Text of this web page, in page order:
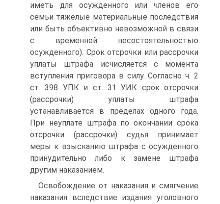
иметь для осужденного или членов его
семьи тяжелые материальные последствия
или быть объективно невозможной в связи
с временной несостоятельностью
осужденного). Срок отсрочки или рассрочки
уплаты штрафа исчисляется с момента
вступления приговора в силу. Согласно ч. 2
ст. 398 УПК и ст. 31 УИК срок отсрочки
(рассрочки) уплаты штрафа
устанавливается в пределах одного года.
При неуплате штрафа по окончании срока
отсрочки (рассрочки) судья принимает
меры к взысканию штрафа с осужденного
принудительно либо к замене штрафа
другим наказанием.
Освобождение от наказания и смягчение
наказания вследствие издания уголовного